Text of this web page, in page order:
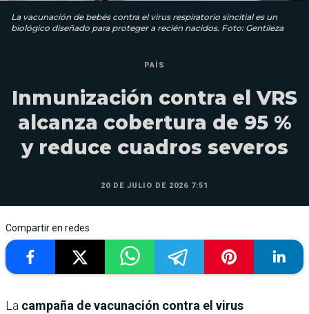
La vacunación de bebés contra el virus respiratorio sincitial es un
biológico diseñado para proteger a recién nacidos. Foto: Gentileza
PAÍS
Inmunización contra el VRS
alcanza cobertura de 95 %
y reduce cuadros severos
20 DE JULIO DE 2026 7:51
Compartir en redes
La campaña de vacunación contra el virus